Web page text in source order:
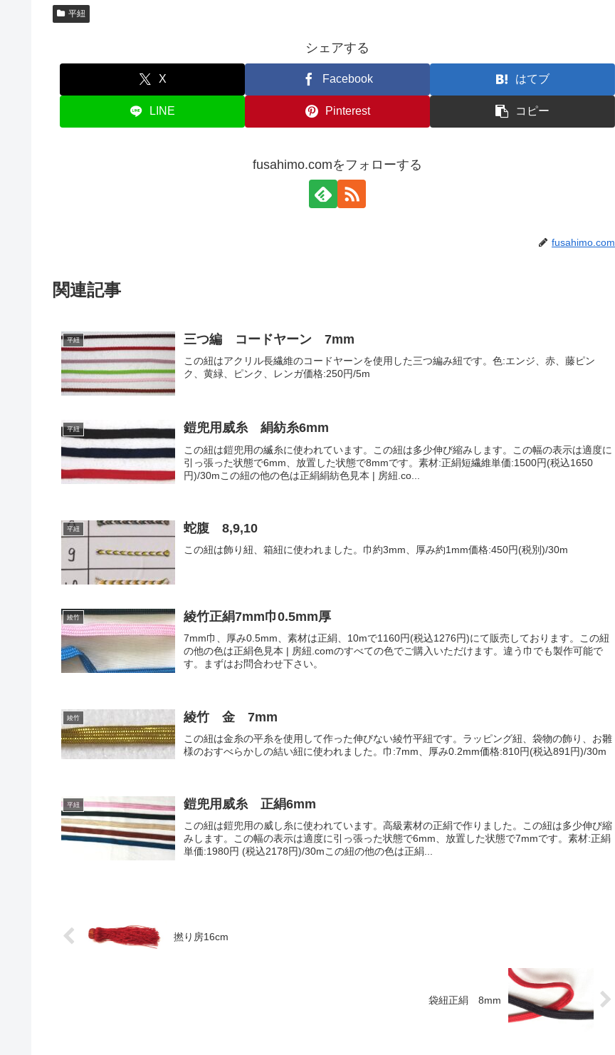
平紐
シェアする
X Facebook はてブ
LINE Pinterest コピー
fusahimo.comをフォローする
fusahimo.com
関連記事
平紐 三つ編 コードヤーン 7mm
この紐はアクリル長繊維のコードヤーンを使用した三つ編み紐です。色:エンジ、赤、藤ピン
ク、黄緑、ピンク、レンガ価格:250円/5m
平紐 鎧兜用威糸 絹紡糸6mm
この紐は鎧兜用の縅糸に使われています。この紐は多少伸び縮みします。この幅の表示は適度に
引っ張った状態で6mm、放置した状態で8mmです。素材:正絹短繊維単価:1500円(税込1650
円)/30mこの紐の他の色は正絹絹紡色見本 | 房紐.co...
平紐 蛇腹 8,9,10
この紐は飾り紐、箱紐に使われました。巾約3mm、厚み約1mm価格:450円(税別)/30m
綾竹 綾竹正絹7mm巾0.5mm厚
7mm巾、厚み0.5mm、素材は正絹、10mで1160円(税込1276円)にて販売しております。この紐
の他の色は正絹色見本 | 房紐.comのすべての色でご購入いただけます。違う巾でも製作可能で
す。まずはお問合わせ下さい。
綾竹 綾竹 金 7mm
この紐は金糸の平糸を使用して作った伸びない綾竹平紐です。ラッピング紐、袋物の飾り、お雛
様のおすべらかしの結い紐に使われました。巾:7mm、厚み0.2mm価格:810円(税込891円)/30m
平紐 鎧兜用威糸 正絹6mm
この紐は鎧兜用の威し糸に使われています。高級素材の正絹で作りました。この紐は多少伸び縮
みします。この幅の表示は適度に引っ張った状態で6mm、放置した状態で7mmです。素材:正絹
単価:1980円 (税込2178円)/30mこの紐の他の色は正絹...
撚り房16cm
袋紐正絹 8mm